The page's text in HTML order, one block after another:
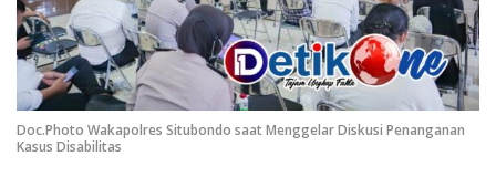
Doc.Photo Wakapolres Situbondo saat Menggelar Diskusi Penanganan
Kasus Disabilitas